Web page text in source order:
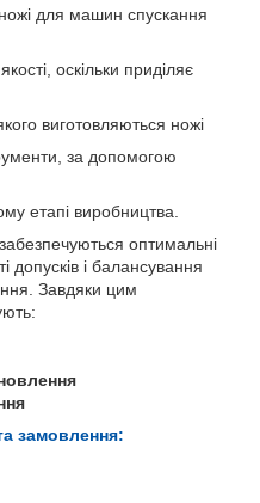
для машин спускання
оскільки приділяє
виготовляються ножі
за допомогою
етапі виробництва.
оптимальні
допусків і балансування
Завдяки цим
замовлення: